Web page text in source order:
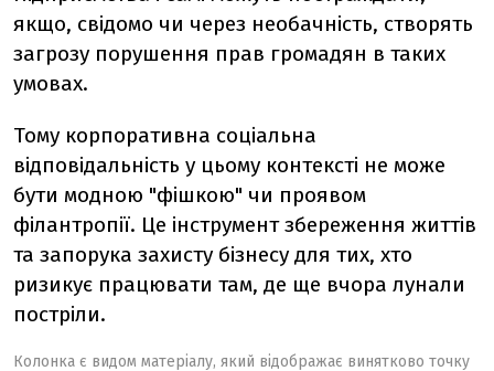
якщо, свідомо чи через необачність, створять
загрозу порушення прав громадян в таких
умовах.
Тому корпоративна соціальна
відповідальність у цьому контексті не може
бути модною "фішкою" чи проявом
філантропії. Це інструмент збереження життів
та запорука захисту бізнесу для тих, хто
ризикує працювати там, де ще вчора лунали
постріли.
Колонка є видом матеріалу, який відображає винятково точку